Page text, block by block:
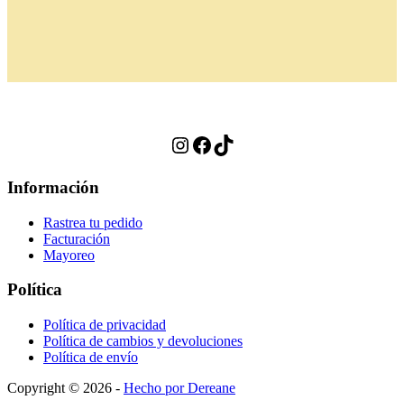
Instagram
Facebook
TikTok
Información
Rastrea tu pedido
Facturación
Mayoreo
Política
Política de privacidad
Política de cambios y devoluciones
Política de envío
Copyright © 2026 - Hecho por Dereane